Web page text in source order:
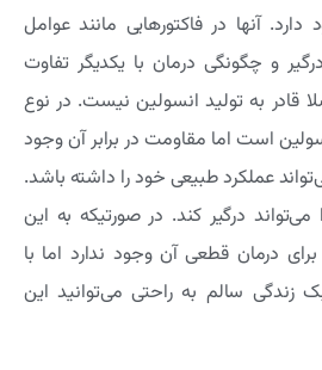
آنها در فاکتورهایی مانند عوامل
درگیر و چگونگی درمان با یکدیگر تفاوت
قادر به تولید انسولین نیست. در نوع
است اما مقاومت در برابر آن وجود
عملکرد طبیعی خود را داشته باشد.
درگیر کند. در صورتیکه به این
درمان قطعی آن وجود ندارد اما با
زندگی سالم به راحتی می‌توانید این